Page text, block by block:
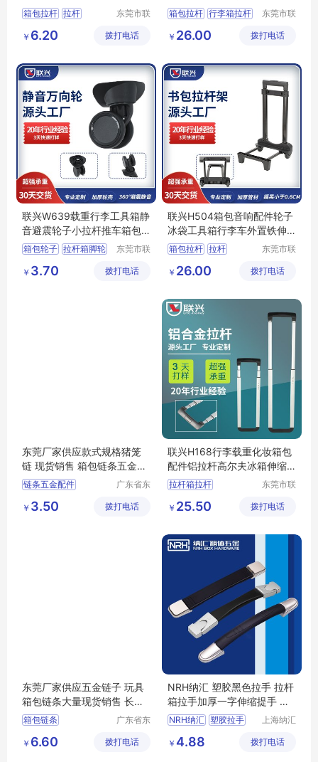
卸万向脚轮
箱包拉杆 拉杆
拉杆箱配件
东莞市联
件有限公
￥ 6.20 拨打电话
车铝拉杆批发
箱包拉杆 行李箱拉杆
箱包配件拉杆
东莞市联
件有限公
￥ 26.00 拨打电话
联兴W639载重行李工具箱静
音避震轮子小拉杆推车箱包
万向弹簧脚轮
箱包轮子 拉杆箱脚轮
箱包配件
东莞市联
件有限公
￥ 3.70 拨打电话
联兴H504箱包音响配件轮子
冰袋工具箱行李车外置铁伸
缩推车拉杆架
箱包拉杆 拉杆
拉杆箱拉杆
东莞市联
件有限公
￥ 26.00 拨打电话
东莞厂家供应款式规格猪笼
链 现货销售 箱包链条五金配
件批发定制
链条五金配件
广东省东
镇锦厦社
￥ 3.50 拨打电话
联兴H168行李载重化妆箱包
配件铝拉杆高尔夫冰箱伸缩
电源推车拉杆
拉杆箱拉杆
拉杆箱脚轮
箱包拉杆
东莞市联
件有限公
￥ 25.50 拨打电话
东莞厂家供应五金链子 玩具
箱包链条大量现货销售 长短
定做
箱包链条
广东省东
镇锦厦社
￥ 6.60 拨打电话
NRH纳汇 塑胶黑色拉手 拉杆
箱拉手加厚一字伸缩提手 旅
行箱箱包配件
NRH纳汇 塑胶拉手
加厚一字伸缩提手
上海纳汇
有限公司
￥ 4.88 拨打电话